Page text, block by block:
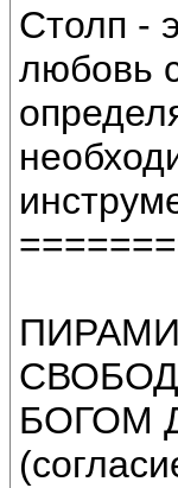
Столп -
любовь
БОГОМ